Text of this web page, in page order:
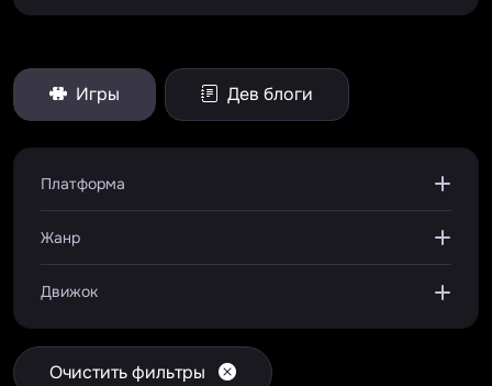
Игры Дев блоги
Платформа
Жанр
Движок
Очистить фильтры